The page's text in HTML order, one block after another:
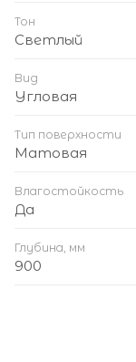
Тон
Светлый
Вид
Угловая
Тип поверхности
Матовая
Влагостойкость
Да
Глубина, мм
900